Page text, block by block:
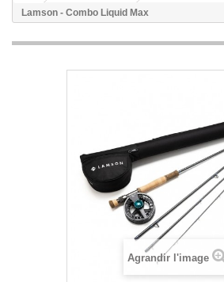
Lamson - Combo Liquid Max
Agrandir l'image